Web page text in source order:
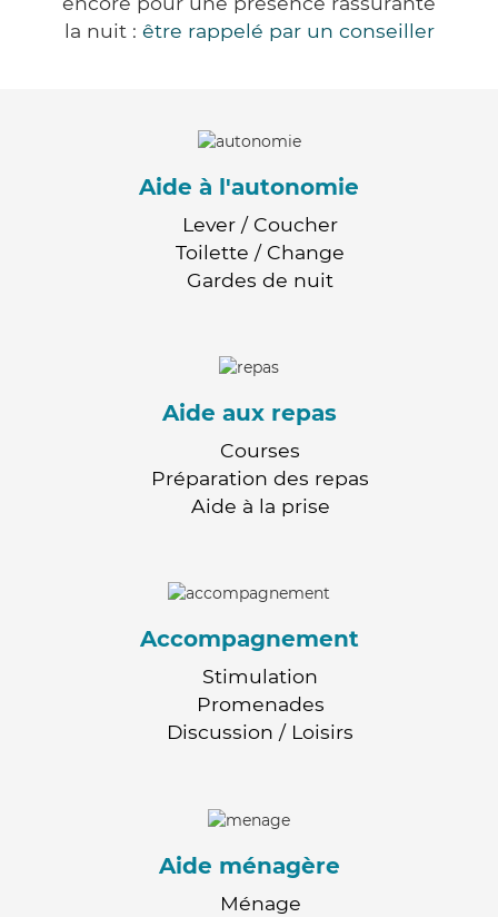
la nuit : être rappelé par un conseiller
Aide à l'autonomie
Lever / Coucher
Toilette / Change
Gardes de nuit
Aide aux repas
Courses
Préparation des repas
Aide à la prise
Accompagnement
Stimulation
Promenades
Discussion / Loisirs
Aide ménagère
Ménage